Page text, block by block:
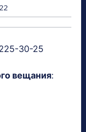
30-25
вещания: